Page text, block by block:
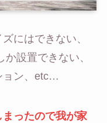
にはできない、
設置できない、
ョン、etc…
ったので我が家